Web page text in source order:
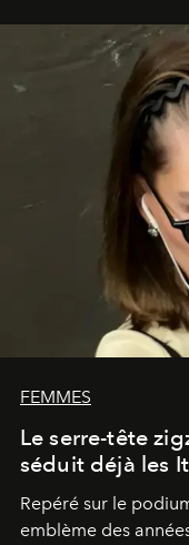
FEMMES
Le serre-tête
séduit déjà les
Repéré sur le
emblème des